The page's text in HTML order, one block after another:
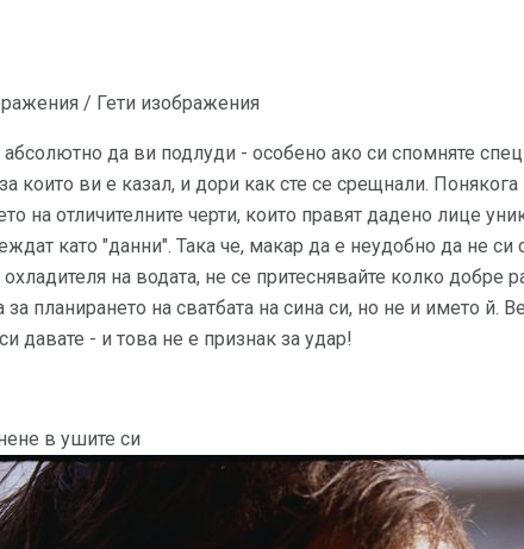
/ Гети изображения
да ви подлуди - особено ако си спомняте
които ви е казал, и дори как сте се срещнали.
на отличителните черти, които правят дадено лице
като "данни". Така че, макар да е неудобно да не си
на водата, не се притеснявайте колко добре
за планирането на сватбата на сина си, но не и името й.
давате - и това не е признак за удар!
в ушите си